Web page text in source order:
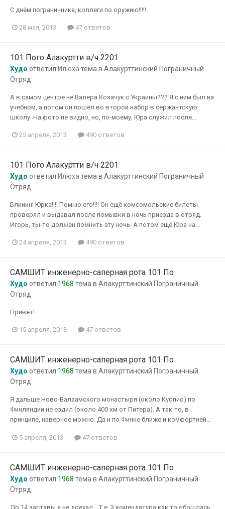
С днём пограничника, коллеги по оружию!!!!!
28 мая, 2013 47 ответов
101 Пого Алакуртти в/ч 2201
Худо ответил Илюха тема в Алакурттинский Пограничный
Отряд
А в самом центре не Валера Козачук с Украины??? Я с ним был на
учебном, а потом он пошёл во второй набор в сержантскую
школу. На фото не видно, но, по-моему, Юра служил после...
25 апреля, 2013 490 ответов
101 Пого Алакуртти в/ч 2201
Худо ответил Илюха тема в Алакурттинский Пограничный
Отряд
Блииин! Юрка!!!! Помню его!!!! Он ещё комсомольские билеты
проверял и выдавал после помывки в ночь приезда в отряд.
Игорь, ты-то должен помнить эту ночь. А потом ещё Юра на...
24 апреля, 2013 490 ответов
САМШИТ инженерно-саперная рота 101 По
Худо ответил 1968 тема в Алакурттинский Пограничный
Отряд
Привет!
15 апреля, 2013 47 ответов
САМШИТ инженерно-саперная рота 101 По
Худо ответил 1968 тема в Алакурттинский Пограничный
Отряд
Я дальше Ново-Валаамского монастыря (около Куопио) по
Финляндии не ездил (около 400 км от Питера). А так-то, в
принципе, наверное можно. Да и по Финке ближе и комфортней...
5 апреля, 2013 47 ответов
САМШИТ инженерно-саперная рота 101 По
Худо ответил 1968 тема в Алакурттинский Пограничный
Отряд
До 14 заставы я не доехал... Т.е. 3 комендатура как то обошлась